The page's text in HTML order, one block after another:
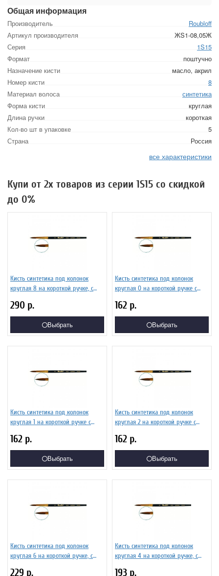
Общая информация
Производитель
Roubloff
Артикул производителя
ЖS1-08,05Ж
Серия
1S15
Формат
поштучно
Назначение кисти
масло, акрил
Номер кисти
8
Материал волоса
синтетика
Форма кисти
круглая
Длина ручки
короткая
Кол-во шт в упаковке
5
Страна
Россия
все характеристики
Купи от 2х товаров из серии 1S15 со скидкой
до 0%
Кисть синтетика под колонок
круглая 8 на короткой ручке, с
ЖS1-08,05Ж
290 р.
Выбрать
Кисть синтетика под колонок
круглая 0 на короткой ручке с
ЖS1-00,85Ж
162 р.
Выбрать
Кисть синтетика под колонок
круглая 1 на короткой ручке с
ЖS1-01,05Ж
162 р.
Выбрать
Кисть синтетика под колонок
круглая 2 на короткой ручке с
ЖS1-02,05Ж
162 р.
Выбрать
Кисть синтетика под колонок
круглая 6 на короткой ручке, с
229 р.
Кисть синтетика под колонок
круглая 4 на короткой ручке, с
193 р.